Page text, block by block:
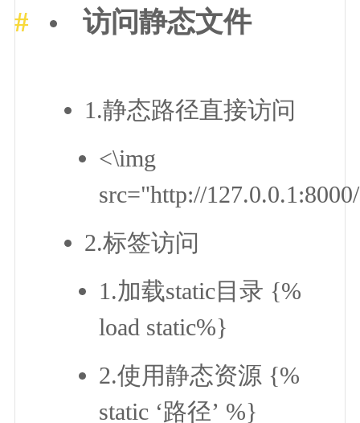
访问静态文件
1.静态路径直接访问
<\img
src="http://
2.标签访问
1.加载static目录 {%
load static%}
2.使用静态资源 {%
static ‘路径’ %}